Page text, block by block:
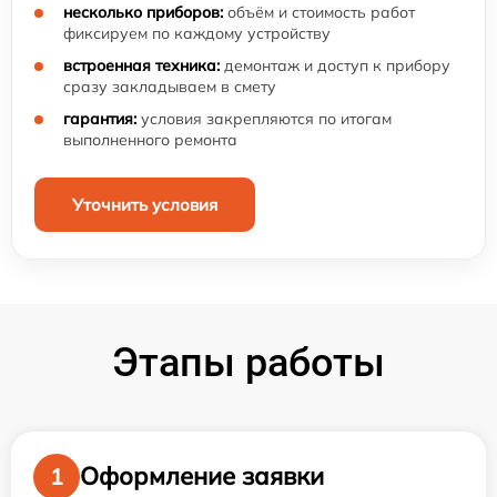
несколько приборов: объём и стоимость работ
фиксируем по каждому устройству
встроенная техника: демонтаж и доступ к прибору
сразу закладываем в смету
гарантия: условия закрепляются по итогам
выполненного ремонта
Уточнить условия
Этапы работы
1
Оформление заявки